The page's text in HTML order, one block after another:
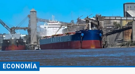
ECONOMÍA